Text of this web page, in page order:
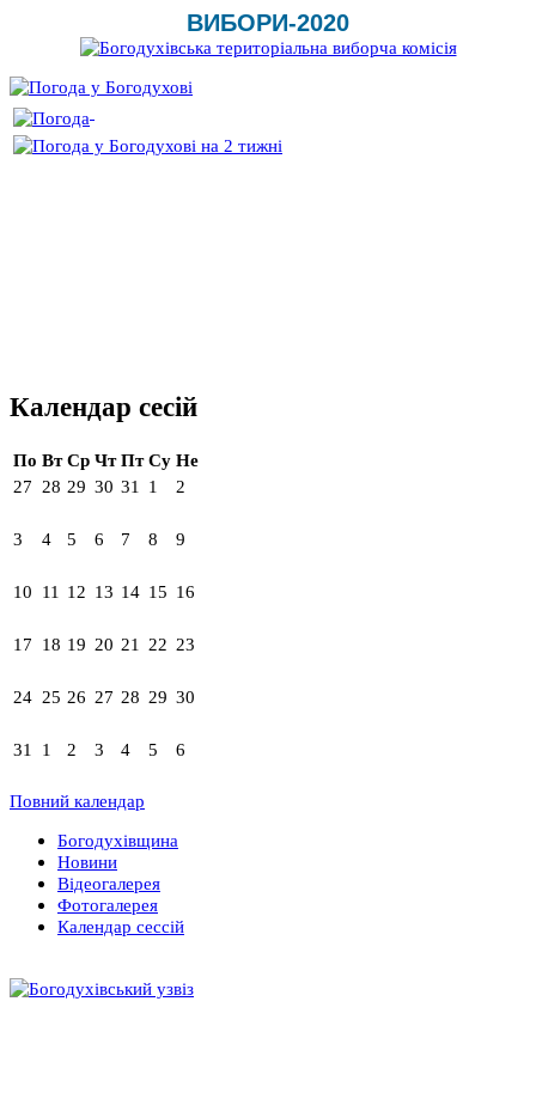
ВИБОРИ-2020
Календар сесій
По Вт Ср Чт Пт Су Не
27 28 29 30 31 1 2
3 4 5 6 7 8 9
10 11 12 13 14 15 16
17 18 19 20 21 22 23
24 25 26 27 28 29 30
31 1 2 3 4 5 6
Повний календар
Богодухівщина
Новини
Відеогалерея
Фотогалерея
Календар сессій